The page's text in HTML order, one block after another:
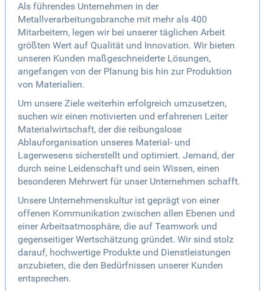
Als führendes Unternehmen in der
Metallverarbeitungsbranche mit mehr als 400
Mitarbeitern, legen wir bei unserer täglichen Arbeit
größten Wert auf Qualität und Innovation. Wir bieten
unseren Kunden maßgeschneiderte Lösungen,
angefangen von der Planung bis hin zur Produktion
von Materialien.
Um unsere Ziele weiterhin erfolgreich umzusetzen,
suchen wir einen motivierten und erfahrenen Leiter
Materialwirtschaft, der die reibungslose
Ablauforganisation unseres Material- und
Lagerwesens sicherstellt und optimiert. Jemand, der
durch seine Leidenschaft und sein Wissen, einen
besonderen Mehrwert für unser Unternehmen schafft.
Unsere Unternehmenskultur ist geprägt von einer
offenen Kommunikation zwischen allen Ebenen und
einer Arbeitsatmosphäre, die auf Teamwork und
gegenseitiger Wertschätzung gründet. Wir sind stolz
darauf, hochwertige Produkte und Dienstleistungen
anzubieten, die den Bedürfnissen unserer Kunden
entsprechen.